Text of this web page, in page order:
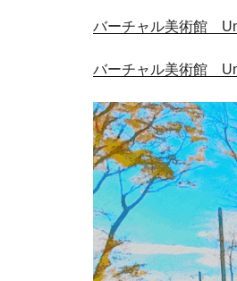
バーチャル美術館
バーチャル美術館